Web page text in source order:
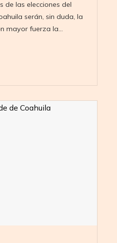
de las elecciones del
serán, sin duda, la
mayor fuerza la…